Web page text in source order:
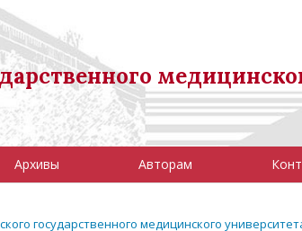
Архивы Авторам
государственного медицинского